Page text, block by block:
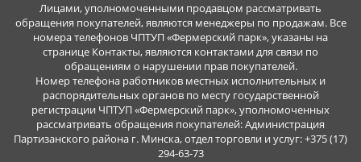
Лицами, уполномоченными продавцом рассматривать
обращения покупателей, являются менеджеры по продажам. Все
номера телефонов ЧПТУП «Фермерский парк», указаны на
странице Контакты, являются контактами для связи по
обращениям о нарушении прав покупателей.
Номер телефона работников местных исполнительных и
распорядительных органов по месту государственной
регистрации ЧПТУП «Фермерский парк», уполномоченных
рассматривать обращения покупателей: Администрация
Партизанского района г. Минска, отдел торговли и услуг: +375 (17)
294-63-73